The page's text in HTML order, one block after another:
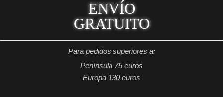
ENVÍO
GRATUITO
Para pedidos superiores a:
Península 75 euros
Europa 130 euros